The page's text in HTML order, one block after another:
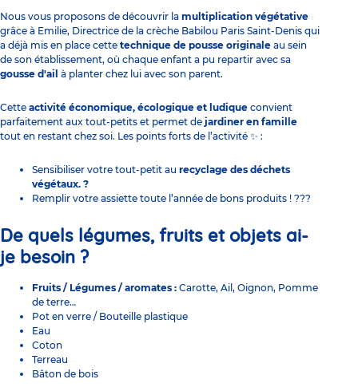
Nous vous proposons de découvrir la multiplication végétative
grâce à Emilie, Directrice de la crèche Babilou Paris Saint-Denis qui
a déjà mis en place cette technique de pousse originale au sein
de son établissement, où chaque enfant a pu repartir avec sa
gousse d'ail à planter chez lui avec son parent.
Cette activité économique, écologique et ludique convient
parfaitement aux tout-petits et permet de jardiner en famille
tout en restant chez soi. Les points forts de l’activité ✨ :
Sensibiliser votre tout-petit au recyclage des déchets
végétaux. ?
Remplir votre assiette toute l’année de bons produits ! ???
De quels légumes, fruits et objets ai-
je besoin ?
Fruits / Légumes / aromates : Carotte, Ail, Oignon, Pomme
de terre…
Pot en verre / Bouteille plastique
Eau
Coton
Terreau
Bâton de bois